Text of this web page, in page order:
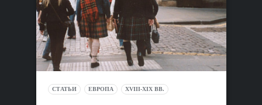
СТАТЬИ ЕВРОПА XVIII-XIX ВВ.